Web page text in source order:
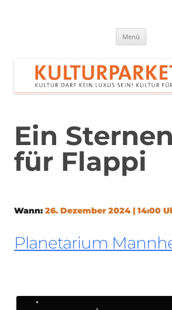
Menü
Ein
für Flappi
Wann: 26. Dezember 2024 | 14:00
Planetarium